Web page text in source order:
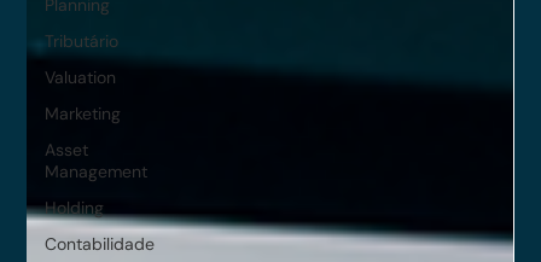
Planning
Tributário
Valuation
Marketing
Asset
Management
Holding
Contabilidade